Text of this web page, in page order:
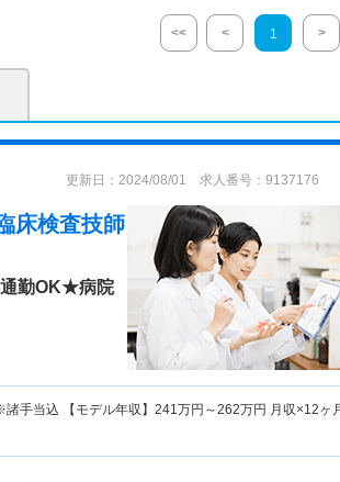
<< < 1 >
更新日：2024/08/01 求人番号：9137176
床検査技師
通勤OK★病院
手当込 【モデル年収】 241万円～262万円 月収×12ヶ